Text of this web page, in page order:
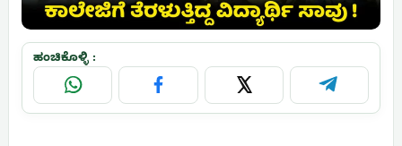
ಹಂಚಿಕೊಳ್ಳಿ :
WhatsApp Facebook X Telegram